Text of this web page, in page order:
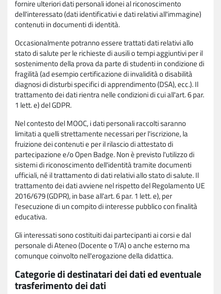
fornire ulteriori dati personali idonei al riconoscimento
dell'interessato (dati identificativi e dati relativi all'immagine)
contenuti in documenti di identità.
Occasionalmente potranno essere trattati dati relativi allo
stato di salute per le richieste di ausili o tempi aggiuntivi per il
sostenimento della prova da parte di studenti in condizione di
fragilità (ad esempio certificazione di invalidità o disabilità
diagnosi di disturbi specifici di apprendimento (DSA), ecc.). Il
trattamento dei dati rientra nelle condizioni di cui all'art. 6 par.
1 lett. e) del GDPR.
Nel contesto del MOOC, i dati personali raccolti saranno
limitati a quelli strettamente necessari per l'iscrizione, la
fruizione dei contenuti e per il rilascio di attestato di
partecipazione e/o Open Badge. Non è previsto l'utilizzo di
sistemi di riconoscimento dell'identità tramite documenti
ufficiali, né il trattamento di dati relativi allo stato di salute. Il
trattamento dei dati avviene nel rispetto del Regolamento UE
2016/679 (GDPR), in base all'art. 6 par. 1 lett. e), per
l'esecuzione di un compito di interesse pubblico con finalità
educativa.
Gli interessati sono costituiti dai partecipanti ai corsi e dal
personale di Ateneo (Docente o T/A) o anche esterno ma
comunque coinvolto nell'erogazione della didattica.
Categorie di destinatari dei dati ed eventuale
trasferimento dei dati